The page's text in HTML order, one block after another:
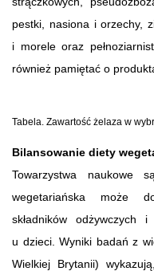
pestki, nasiona i orzechy,
i morele oraz
również pamiętać o
Tabela. Zawartość żelaza w
Bilansowanie diety
Towarzystwa
wegetariańska może
składników odżywczych
u dzieci. Wyniki badań z
Wielkiej Brytanii)